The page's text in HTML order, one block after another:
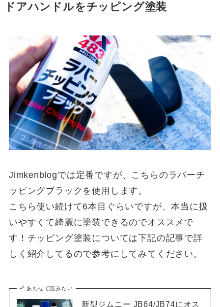
ドアハンドルをチッピング塗装
Jimkenblogでは定番ですが、こちらのラバーチ
ッピングブラックを使用します。
こちら使い続けて6本目ぐらいですが、本当に扱
いやすくて綺麗に塗装できるのでオススメで
す！チッピング塗装については下記の記事で詳
しく紹介してるので参考にしてみてください。
あわせて読みたい
新型ジムニー JB64/JB74にオス